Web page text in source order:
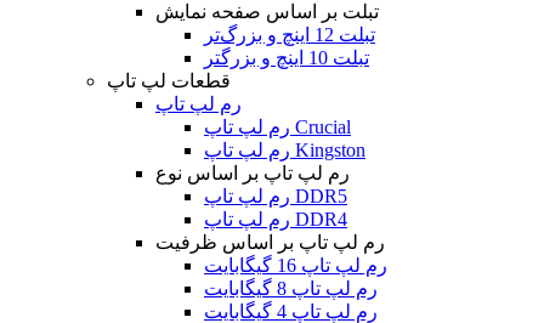
تبلت بر اساس صفحه نمایش
تبلت 12 اینچ و بزرگ‌تر
تبلت 10 اینچ و بزرگتر
قطعات لپ تاپ
رم لپ تاپ
رم لپ تاپ Crucial
رم لپ تاپ Kingston
رم لپ تاپ بر اساس نوع
رم لپ تاپ DDR5
رم لپ تاپ DDR4
رم لپ تاپ بر اساس ظرفیت
رم لپ تاپ 16 گیگابایت
رم لپ تاپ 8 گیگابایت
رم لپ تاپ 4 گیگابایت